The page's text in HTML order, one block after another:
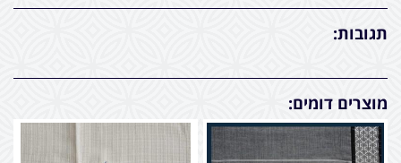
תגובות:
מוצרים דומים: